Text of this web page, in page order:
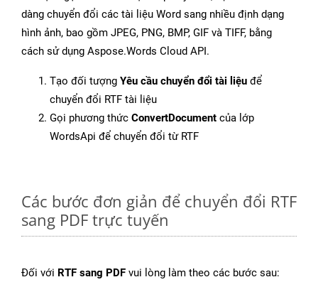
dàng chuyển đổi các tài liệu Word sang nhiều định dạng
hình ảnh, bao gồm JPEG, PNG, BMP, GIF và TIFF, bằng
cách sử dụng Aspose.Words Cloud API.
Tạo đối tượng Yêu cầu chuyển đổi tài liệu để
chuyển đổi RTF tài liệu
Gọi phương thức ConvertDocument của lớp
WordsApi để chuyển đổi từ RTF
Các bước đơn giản để chuyển đổi RTF
sang PDF trực tuyến
Đối với RTF sang PDF vui lòng làm theo các bước sau: